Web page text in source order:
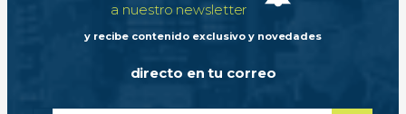
a nuestro newsletter
y recibe contenido exclusivo y novedades
directo en tu correo